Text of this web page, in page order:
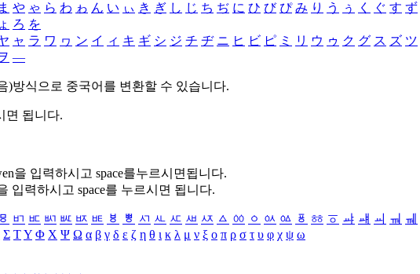
ま や ゃ ら わ ゎ ん い ぃ き ぎ し じ ち ぢ に ひ び ぴ み り う ぅ く ぐ す ず
ょ ろ を
ャ ラ ワ ヮ ン イ ィ キ ギ シ ジ チ ヂ ニ ヒ ビ ピ ミ リ ウ ゥ ク グ ス ズ ツ
―
)방식으로 중국어를 변환할 수 있습니다.
면 됩니다.
을 입력하시고 space를누르시면됩니다.
입력하시고 space를 누르시면 됩니다.
ㅱ ㅲ ㅳ ㅴ ㅵ ㅶ ㅷ ㅸ ㅹ ㅺ ㅻ ㅼ ㅽ ㅾ ㅿ ㆀ ㆁ ㆂ ㆃ ㆄ ㆅ ㆆ ㆇ ㆈ ㆉ ㆊ ㆋ
Σ ΤΥ Φ Χ Ψ Ω α β γ δ ε ζ η θ ι κ λ μ ν ξ ο π ρ σ τ υ φ χ ψ ω